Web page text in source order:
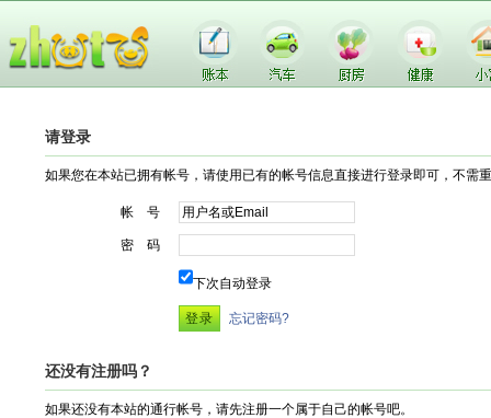
请登录
如果您在本站已拥有帐号，请使用已有的帐号信息直接进行登录即可，不需
帐 号
密 码
下次自动登录
忘记密码?
还没有注册吗？
如果还没有本站的通行帐号，请先注册一个属于自己的帐号吧。